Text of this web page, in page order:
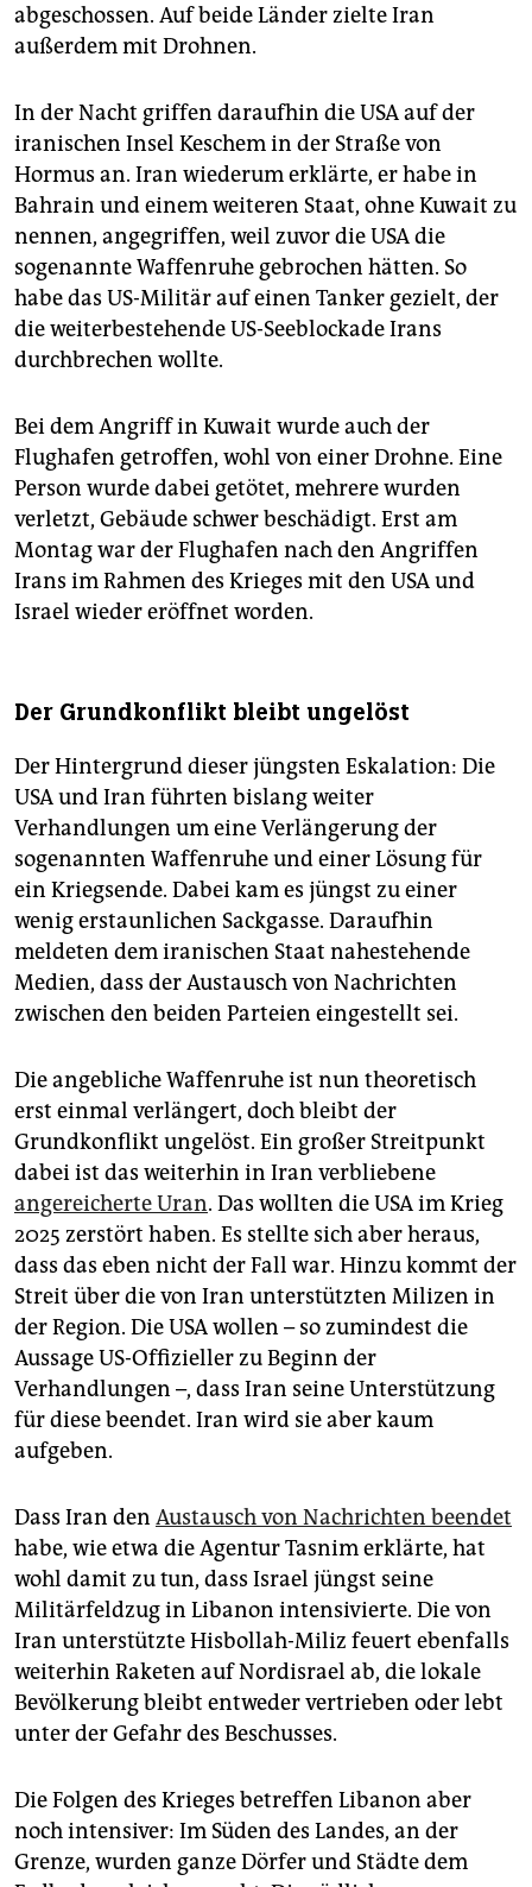
abgeschossen. Auf beide Länder zielte Iran
außerdem mit Drohnen.
In der Nacht griffen daraufhin die USA auf der
iranischen Insel Keschem in der Straße von
Hormus an. Iran wiederum erklärte, er habe in
Bahrain und einem weiteren Staat, ohne Kuwait zu
nennen, angegriffen, weil zuvor die USA die
sogenannte Waffenruhe gebrochen hätten. So
habe das US-Militär auf einen Tanker gezielt, der
die weiterbestehende US-Seeblockade Irans
durchbrechen wollte.
Bei dem Angriff in Kuwait wurde auch der
Flughafen getroffen, wohl von einer Drohne. Eine
Person wurde dabei getötet, mehrere wurden
verletzt, Gebäude schwer beschädigt. Erst am
Montag war der Flughafen nach den Angriffen
Irans im Rahmen des Krieges mit den USA und
Israel wieder eröffnet worden.
Der Grundkonflikt bleibt ungelöst
Der Hintergrund dieser jüngsten Eskalation: Die
USA und Iran führten bislang weiter
Verhandlungen um eine Verlängerung der
sogenannten Waffenruhe und einer Lösung für
ein Kriegsende. Dabei kam es jüngst zu einer
wenig erstaunlichen Sackgasse. Daraufhin
meldeten dem iranischen Staat nahestehende
Medien, dass der Austausch von Nachrichten
zwischen den beiden Parteien eingestellt sei.
Die angebliche Waffenruhe ist nun theoretisch
erst einmal verlängert, doch bleibt der
Grundkonflikt ungelöst. Ein großer Streitpunkt
dabei ist das weiterhin in Iran verbliebene
angereicherte Uran. Das wollten die USA im Krieg
2025 zerstört haben. Es stellte sich aber heraus,
dass das eben nicht der Fall war. Hinzu kommt der
Streit über die von Iran unterstützten Milizen in
der Region. Die USA wollen – so zumindest die
Aussage US-Offizieller zu Beginn der
Verhandlungen –, dass Iran seine Unterstützung
für diese beendet. Iran wird sie aber kaum
aufgeben.
Dass Iran den Austausch von Nachrichten beendet
habe, wie etwa die Agentur Tasnim erklärte, hat
wohl damit zu tun, dass Israel jüngst seine
Militärfeldzug in Libanon intensivierte. Die von
Iran unterstützte Hisbollah-Miliz feuert ebenfalls
weiterhin Raketen auf Nordisrael ab, die lokale
Bevölkerung bleibt entweder vertrieben oder lebt
unter der Gefahr des Beschusses.
Die Folgen des Krieges betreffen Libanon aber
noch intensiver: Im Süden des Landes, an der
Grenze, wurden ganze Dörfer und Städte dem